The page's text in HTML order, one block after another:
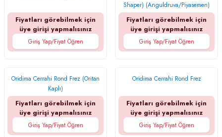
Fiyatları görebilmek için
üye girişi yapmalısınız
Giriş Yap/Fiyat Öğren
Shaper) (Anguldruva/Piyasemen)
Fiyatları görebilmek için
üye girişi yapmalısınız
Giriş Yap/Fiyat Öğren
Oridima Cerrahi Rond Frez (Oritan
Kaplı)
Fiyatları görebilmek için
üye girişi yapmalısınız
Giriş Yap/Fiyat Öğren
Oridima Cerrahi Rond Frez
Fiyatları görebilmek için
üye girişi yapmalısınız
Giriş Yap/Fiyat Öğren